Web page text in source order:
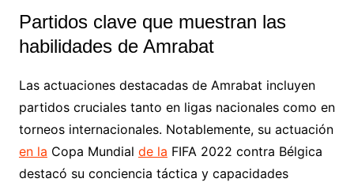
Partidos clave que muestran las
habilidades de Amrabat
Las actuaciones destacadas de Amrabat incluyen
partidos cruciales tanto en ligas nacionales como en
torneos internacionales. Notablemente, su actuación
en la Copa Mundial de la FIFA 2022 contra Bélgica
destacó su conciencia táctica y capacidades